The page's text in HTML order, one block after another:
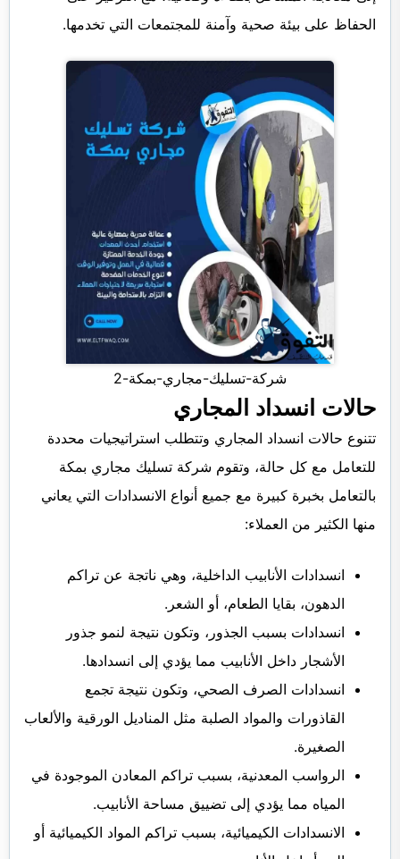
الحفاظ على بيئة صحية وآمنة للمجتمعات التي تخدمها.
شركة-تسليك-مجاري-بمكة-2
حالات انسداد المجاري
تتنوع حالات انسداد المجاري وتتطلب استراتيجيات محددة
للتعامل مع كل حالة، وتقوم شركة تسليك مجاري بمكة
بالتعامل بخبرة كبيرة مع جميع أنواع الانسدادات التي يعاني
منها الكثير من العملاء:
انسدادات الأنابيب الداخلية، وهي ناتجة عن تراكم
الدهون، بقايا الطعام، أو الشعر.
انسدادات بسبب الجذور، وتكون نتيجة لنمو جذور
الأشجار داخل الأنابيب مما يؤدي إلى انسدادها.
انسدادات الصرف الصحي، وتكون نتيجة تجمع
القاذورات والمواد الصلبة مثل المناديل الورقية والألعاب
الصغيرة.
الرواسب المعدنية، بسبب تراكم المعادن الموجودة في
المياه مما يؤدي إلى تضييق مساحة الأنابيب.
الانسدادات الكيميائية، بسبب تراكم المواد الكيميائية أو